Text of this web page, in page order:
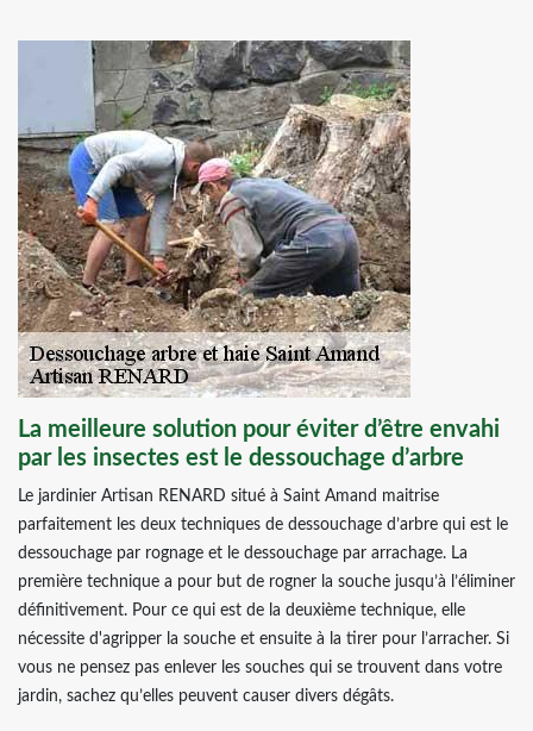
La meilleure solution pour éviter d’être envahi
par les insectes est le dessouchage d’arbre
Le jardinier Artisan RENARD situé à Saint Amand maitrise
parfaitement les deux techniques de dessouchage d’arbre qui est le
dessouchage par rognage et le dessouchage par arrachage. La
première technique a pour but de rogner la souche jusqu’à l’éliminer
définitivement. Pour ce qui est de la deuxième technique, elle
nécessite d'agripper la souche et ensuite à la tirer pour l’arracher. Si
vous ne pensez pas enlever les souches qui se trouvent dans votre
jardin, sachez qu’elles peuvent causer divers dégâts.